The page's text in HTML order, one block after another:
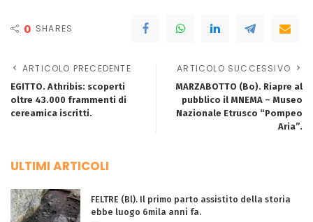
0 SHARES
ARTICOLO PRECEDENTE
EGITTO. Athribis: scoperti
oltre 43.000 frammenti di
cereamica iscritti.
ARTICOLO SUCCESSIVO
MARZABOTTO (Bo). Riapre al
pubblico il MNEMA – Museo
Nazionale Etrusco “Pompeo
Aria”.
ULTIMI ARTICOLI
FELTRE (Bl). Il primo parto assistito della storia
ebbe luogo 6mila anni fa.